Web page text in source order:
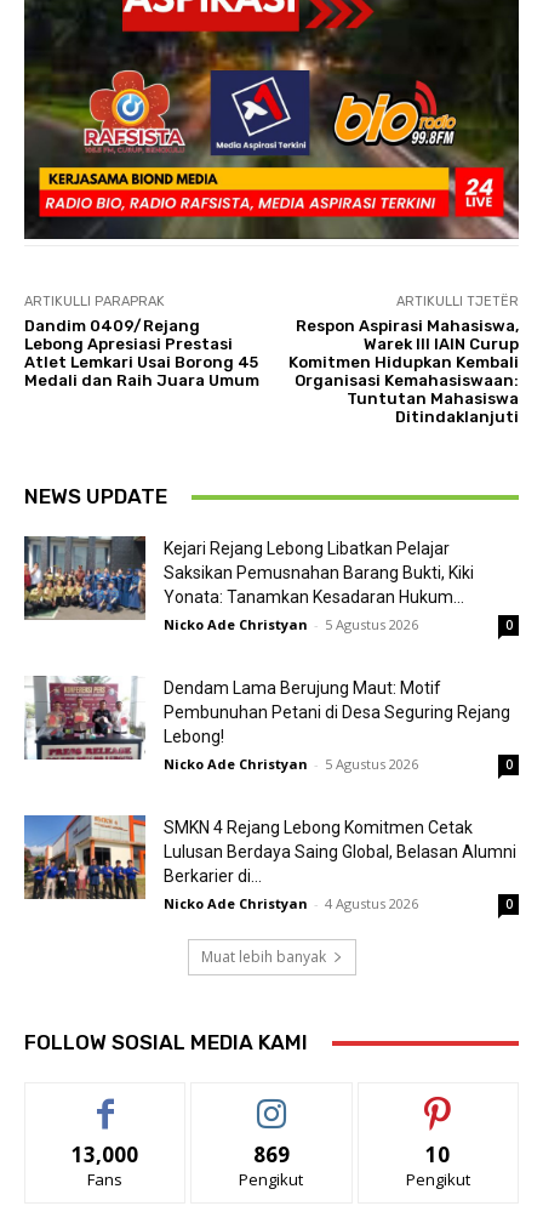
ARTIKULLI PARAPRAK
Dandim 0409/Rejang
Lebong Apresiasi Prestasi
Atlet Lemkari Usai Borong 45
Medali dan Raih Juara Umum
ARTIKULLI TJETËR
Respon Aspirasi Mahasiswa,
Warek III IAIN Curup
Komitmen Hidupkan Kembali
Organisasi Kemahasiswaan:
Tuntutan Mahasiswa
Ditindaklanjuti
NEWS UPDATE
Kejari Rejang Lebong Libatkan Pelajar
Saksikan Pemusnahan Barang Bukti, Kiki
Yonata: Tanamkan Kesadaran Hukum...
Nicko Ade Christyan - 5 Agustus 2026 0
Dendam Lama Berujung Maut: Motif
Pembunuhan Petani di Desa Seguring Rejang
Lebong!
Nicko Ade Christyan - 5 Agustus 2026 0
SMKN 4 Rejang Lebong Komitmen Cetak
Lulusan Berdaya Saing Global, Belasan Alumni
Berkarier di...
Nicko Ade Christyan - 4 Agustus 2026 0
Muat lebih banyak
FOLLOW SOSIAL MEDIA KAMI
13,000
Fans
869
Pengikut
10
Pengikut